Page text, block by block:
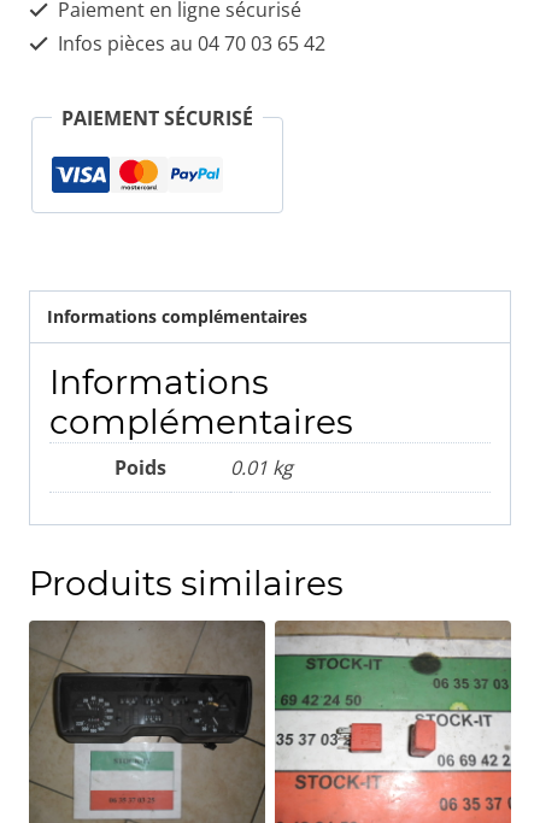
DE
SOUPAPE
GIULIETTA
-
ROMEO
101100330734
Paiement en ligne sécurisé
Infos pièces au 04 70 03 65 42
PAIEMENT SÉCURISÉ
Informations complémentaires
Informations
complémentaires
Poids 0.01 kg
Produits similaires